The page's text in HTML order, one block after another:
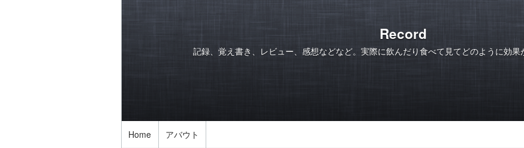
Record
記録、覚え書き、レビュー、感想などなど。実際に飲んだり食べて見てどのように効果
Home アバウト